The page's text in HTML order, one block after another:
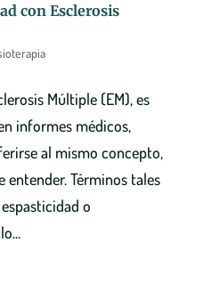
con Esclerosis
Múltiple (EM), es
informes médicos,
al mismo concepto,
entender. Términos tales
o